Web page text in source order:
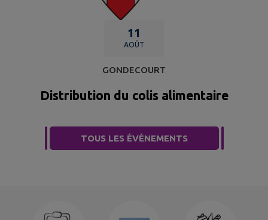
11
AOÛT
GONDECOURT
Distribution du colis alimentaire
TOUS LES ÉVÉNEMENTS